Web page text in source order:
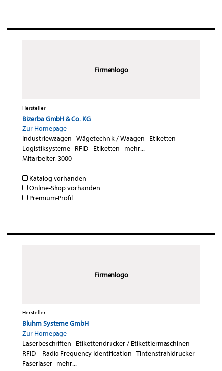
Firmenlogo
Hersteller
Bizerba GmbH & Co. KG
Zur Homepage
Industriewaagen ·Wägetechnik / Waagen · Etiketten ·
Logistiksysteme· RFID - Etiketten · mehr...
Mitarbeiter: 3000
Katalog vorhanden
Online-Shop vorhanden
Premium-Profil
Firmenlogo
Hersteller
Bluhm Systeme GmbH
Zur Homepage
Laserbeschriften · Etikettendrucker / Etikettiermaschinen ·
RFID – Radio Frequency Identification ·Tintenstrahldrucker·
Faserlaser· mehr...